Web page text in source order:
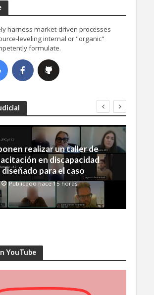
harness market-driven processes
leveling internal or "organic"
formulate.
realizar un taller de
en discapacidad
diseñado para el caso
Publicado hace 15 horas
YouTube